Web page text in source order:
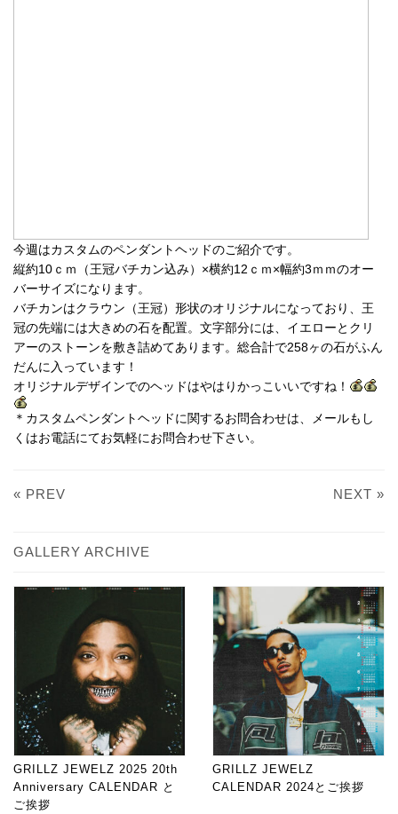
今週はカスタムのペンダントヘッドのご紹介です。
縦約10ｃｍ（王冠バチカン込み）×横約12ｃｍ×幅約3ｍｍのオー
バーサイズになります。
バチカンはクラウン（王冠）形状のオリジナルになっており、王
冠の先端には大きめの石を配置。文字部分には、イエローとクリ
アーのストーンを敷き詰めてあります。総合計で258ヶの石がふん
だんに入っています！
オリジナルデザインでのヘッドはやはりかっこいいですね！
＊カスタムペンダントヘッドに関するお問合わせは、メールもし
くはお電話にてお気軽にお問合わせ下さい。
« PREV NEXT »
GALLERY ARCHIVE
GRILLZ JEWELZ 2025 20th
Anniversary CALENDAR と
ご挨拶
GRILLZ JEWELZ
CALENDAR 2024とご挨拶